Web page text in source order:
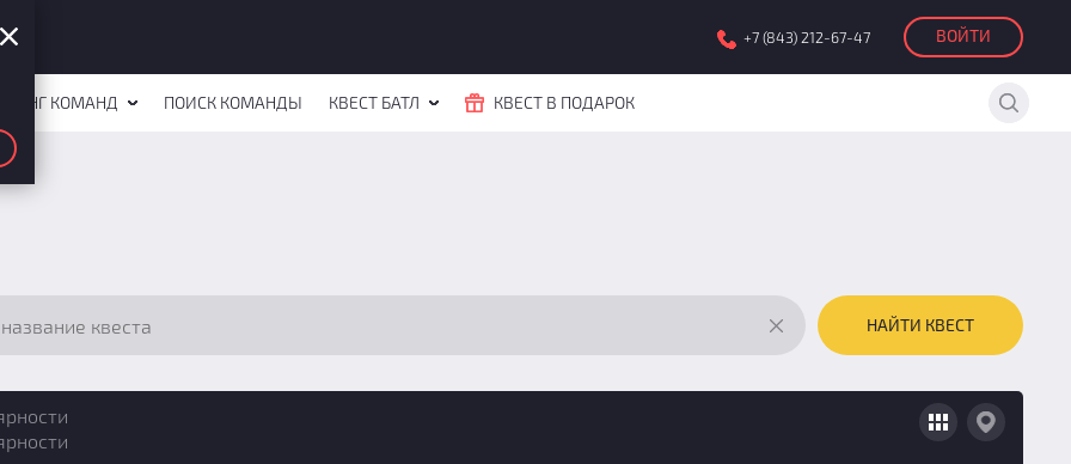
+7 (843) 212-67-47 ВОЙТИ
КОМАНД ПОИСК КОМАНДЫ КВЕСТ БАТЛ
КВЕСТ В ПОДАРОК
НАЙТИ КВЕСТ